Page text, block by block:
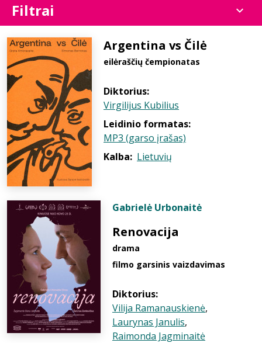
Filtrai
Argentina vs Čilė
eilėraščių čempionatas
Diktorius:
Virgilijus Kubilius
Leidinio formatas:
MP3 (garso įrašas)
Kalba: Lietuvių
Gabrielė Urbonaitė
Renovacija
drama
filmo garsinis vaizdavimas
Diktorius:
Vilija Ramanauskienė,
Laurynas Janulis,
Raimonda Jagminaitė